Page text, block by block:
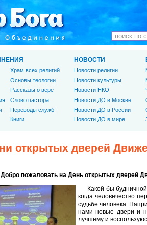
открытых дверей
Добро пожаловать на День открытых дверей
Какой бы
когда человечество
судьбе человека.
нами новые двери и
лучшему и
Храм всех религий
Основы теологии
Рассказы о вере
Слово пастора
Переводы служб
Книги
НОВОСТИ
Новости религии
Новости культуры
Новости НКО
Новости ДО в Москве
Новости ДО в России
Новости ДО в мире